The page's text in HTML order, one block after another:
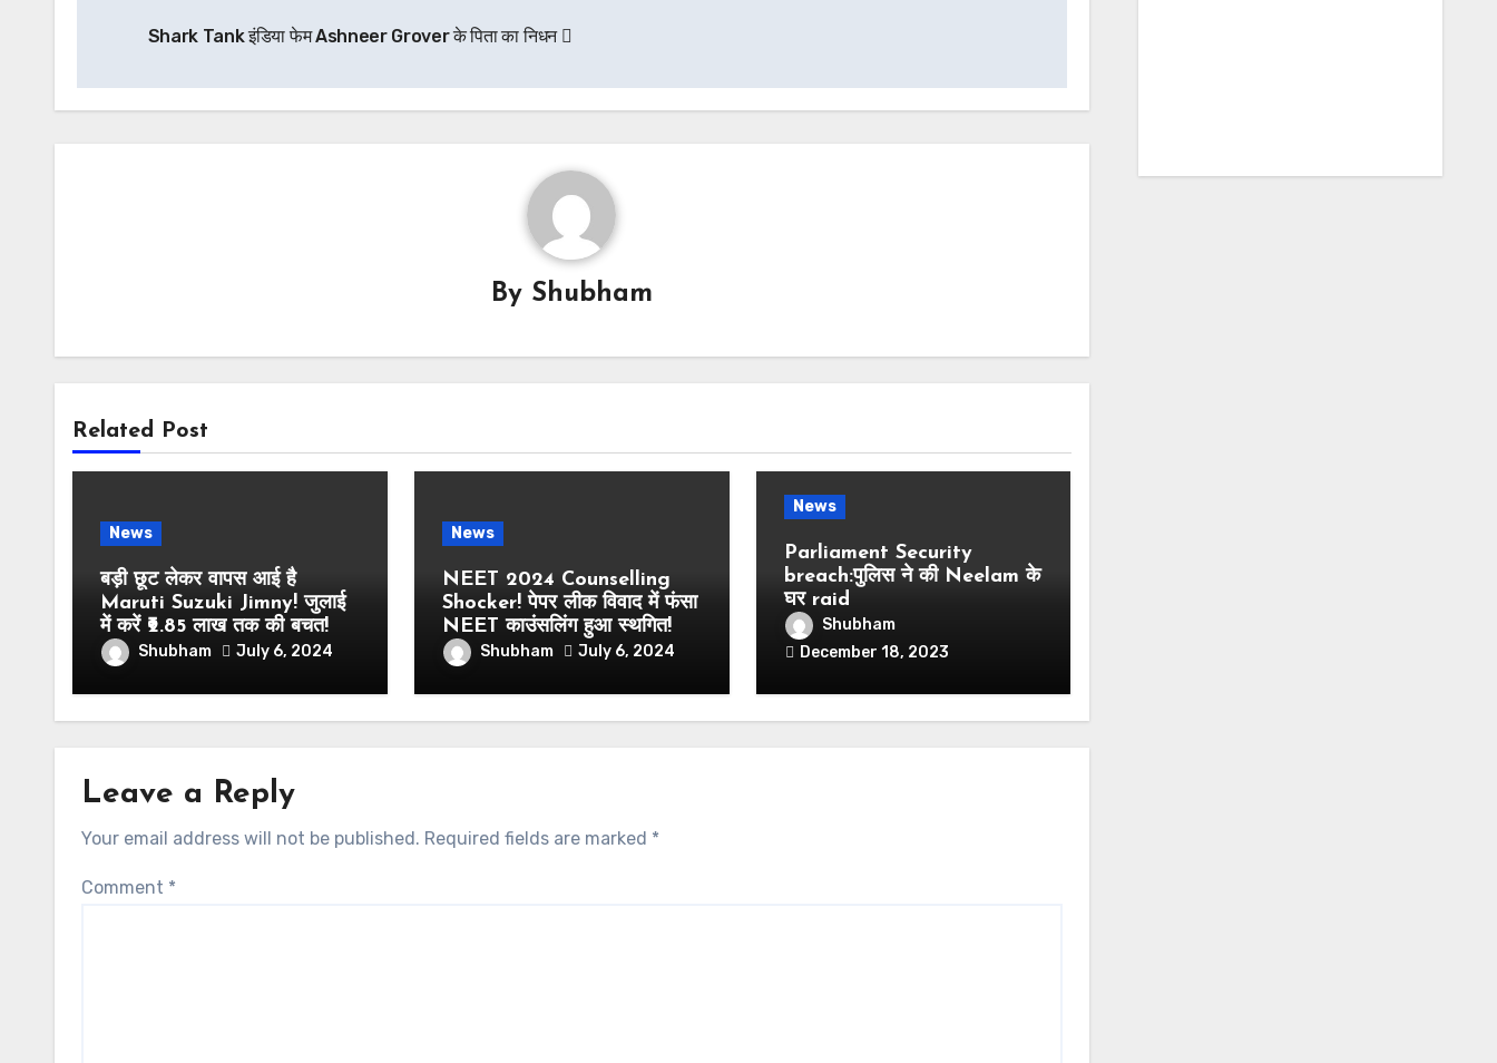
navigation
Shark Tank इंडिया फेम Ashneer Grover के पिता का निधन
By Shubham
Related Post
News
बड़ी छूट लेकर वापस आई है
Maruti Suzuki Jimny! जुलाई
में करें ₹2.85 लाख तक की बचत!
Shubham July 6, 2024
News
NEET 2024 Counselling
Shocker! पेपर लीक विवाद में फंसा
NEET काउंसलिंग हुआ स्थगित!
Shubham July 6, 2024
News
Parliament Security
breach:पुलिस ने की Neelam के
घर raid
Shubham
December 18, 2023
Leave a Reply
Your email address will not be published. Required fields are marked *
Comment *